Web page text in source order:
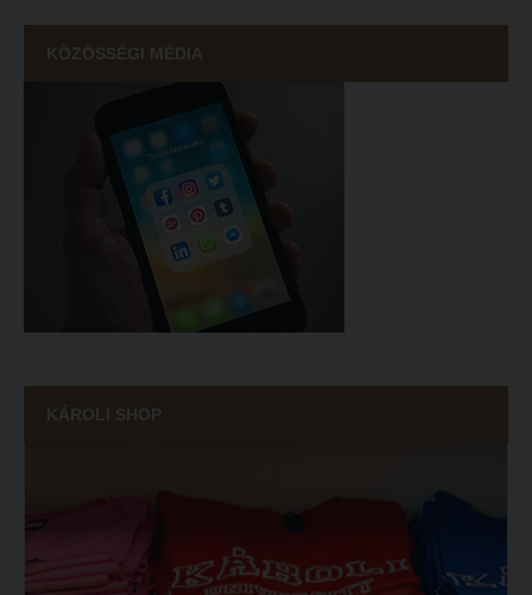
KÖZÖSSÉGI MÉDIA
KÁROLI SHOP